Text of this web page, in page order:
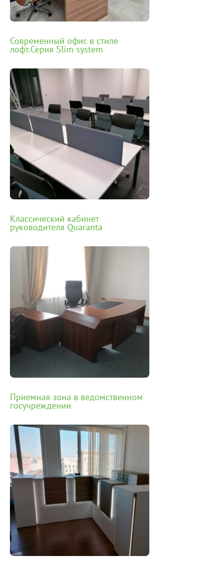
Современный офис в стиле
лофт.Серия Slim system
Классический кабинет
руководителя Quaranta
Приемная зона в ведомственном
госучреждении